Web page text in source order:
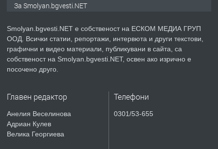
преди 2 години
ТЪРСИ Търсят се строителни работници
ПРЕДЛАГА
За Smolyan.bgvesti.NET
Smolyan.bgvesti.NET е собственост на ЕСКОМ МЕДИА ГРУП
ООД. Всички статии, репортажи, интервюта и други текстови,
графични и видео материали, публикувани в сайта, са
собственост на Smolyan.bgvesti.NET, освен ако изрично е
посочено друго.
Главен редактор
Анелия Веселинова
Адриан Кулев
Велика Георгиева
Телефони
0301/53-655